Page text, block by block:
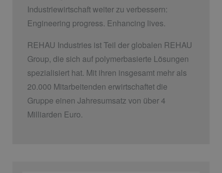
Industriewirtschaft weiter zu verbessern:
Engineering progress. Enhancing lives.
REHAU Industries ist Teil der globalen REHAU
Group, die sich auf polymerbasierte Lösungen
spezialisiert hat. Mit ihren insgesamt mehr als
20.000 Mitarbeitenden erwirtschaftet die
Gruppe einen Jahresumsatz von über 4
Milliarden Euro.